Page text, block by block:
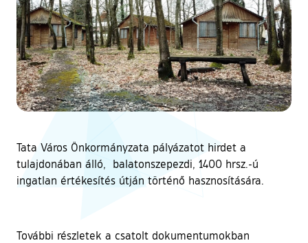
Tata Város Önkormányzata pályázatot hirdet a
tulajdonában álló, balatonszepezdi, 1400 hrsz.-ú
ingatlan értékesítés útján történő hasznosítására.
További részletek a csatolt dokumentumokban